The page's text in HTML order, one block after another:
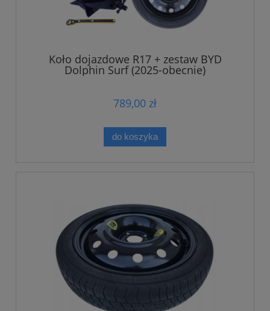
Koło dojazdowe R17 + zestaw BYD
Dolphin Surf (2025-obecnie)
789,00 zł
do koszyka